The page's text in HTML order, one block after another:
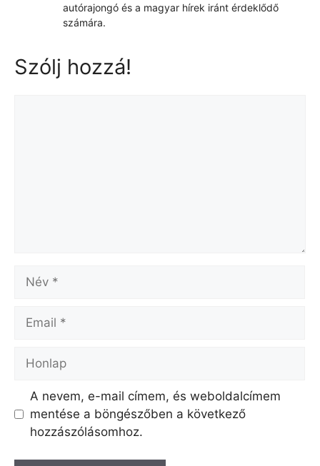
autórajongó és a magyar hírek iránt érdeklődő
számára.
Szólj hozzá!
Név
Email
Honlap
A nevem, e-mail címem, és weboldalcímem
mentése a böngészőben a következő
hozzászólásomhoz.